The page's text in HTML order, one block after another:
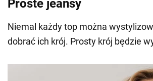
Proste jeansy
Niemal każdy top można
dobrać ich krój. Prosty krój będzie